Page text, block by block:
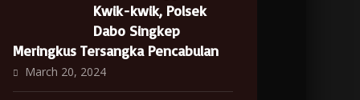
Kwik-kwik, Polsek
Dabo Singkep
Meringkus Tersangka Pencabulan
March 20, 2024